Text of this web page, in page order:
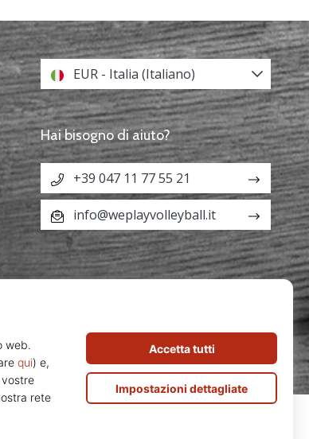
EUR - Italia (Italiano)
Hai bisogno di aiuto?
+39 047 11 77 55 21
info@weplayvolleyball.it